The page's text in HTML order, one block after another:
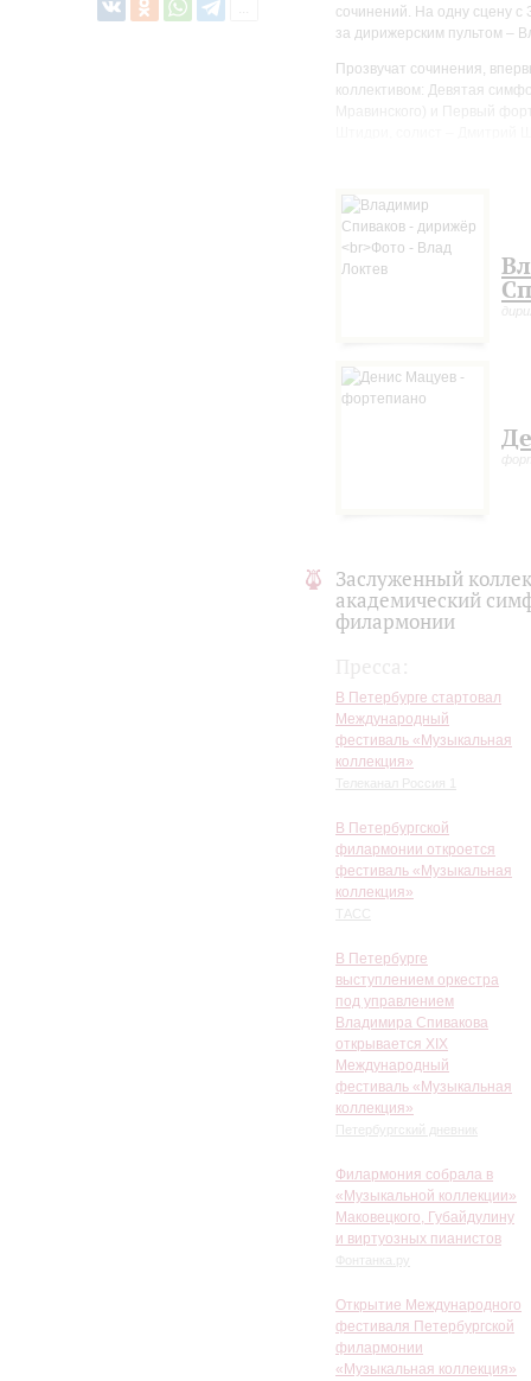
сочинений. На одну сцену с
за дирижерским пультом –
Прозвучат сочинения,
коллективом: Девятая
Заслуженный
академический
филармонии
В Петербурге стартовал
Международный
фестиваль «Музыкальная
коллекция»
Телеканал Россия 1
В Петербургской
филармонии откроется
фестиваль «Музыкальная
коллекция»
ТАСС
В Петербурге
выступлением оркестра
под управлением
Владимира Спивакова
открывается XIX
Международный
фестиваль «Музыкальная
коллекция»
Петербургский дневник
Филармония собрала в
«Музыкальной коллекции»
Маковецкого, Губайдулину
и виртуозных пианистов
Фонтанка.ру
Открытие Международного
фестиваля Петербургской
филармонии
«Музыкальная коллекция»